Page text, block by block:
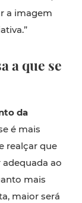
a imagem
a que se
da
é mais
realçar que
ao
mais
maior será